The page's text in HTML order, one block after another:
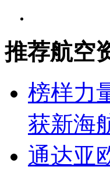
推荐航空
榜样力
获新海
通达亚